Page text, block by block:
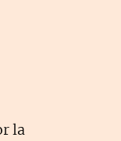
la